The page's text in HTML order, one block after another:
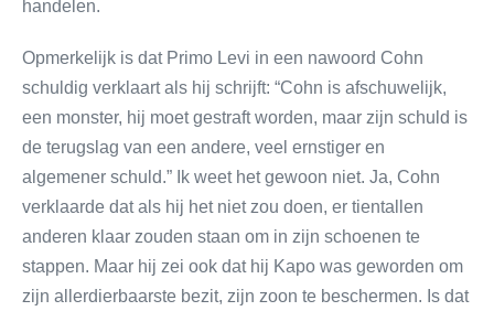
handelen.
Opmerkelijk is dat Primo Levi in een nawoord Cohn
schuldig verklaart als hij schrijft: “Cohn is afschuwelijk,
een monster, hij moet gestraft worden, maar zijn schuld is
de terugslag van een andere, veel ernstiger en
algemener schuld.” Ik weet het gewoon niet. Ja, Cohn
verklaarde dat als hij het niet zou doen, er tientallen
anderen klaar zouden staan om in zijn schoenen te
stappen. Maar hij zei ook dat hij Kapo was geworden om
zijn allerdierbaarste bezit, zijn zoon te beschermen. Is dat